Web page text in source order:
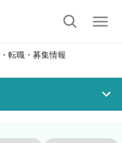
転職・募集情報